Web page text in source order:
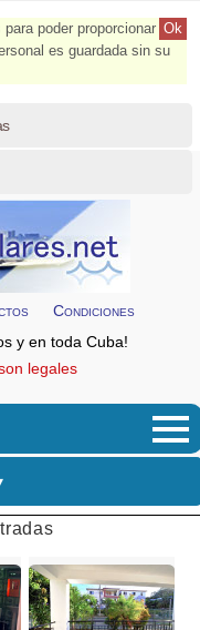
Ok
poder proporcionar
es guardada sin su
Condiciones
y en toda Cuba!
legales